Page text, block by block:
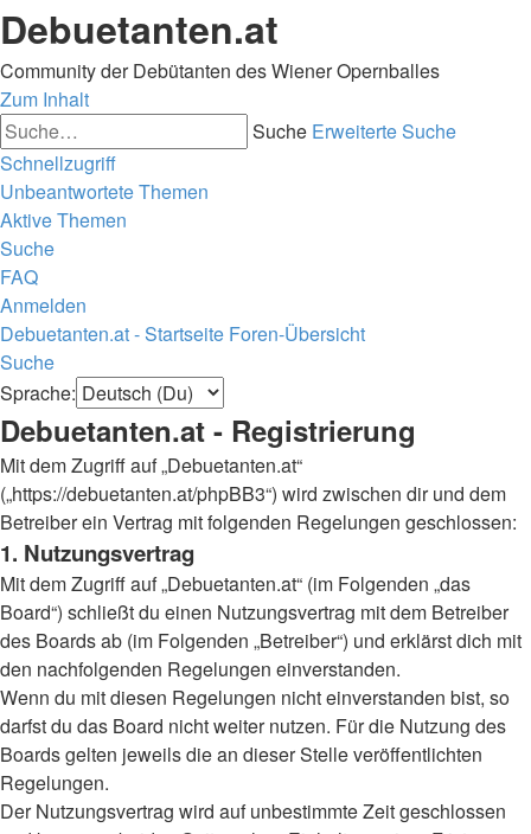
Debuetanten.at
Community der Debütanten des Wiener Opernballes
Zum Inhalt
Suche Erweiterte Suche
Schnellzugriff
Unbeantwortete Themen
Aktive Themen
Suche
FAQ
Anmelden
Debuetanten.at - Startseite Foren-Übersicht
Suche
Sprache:
Debuetanten.at - Registrierung
Mit dem Zugriff auf „Debuetanten.at“
(„https://debuetanten.at/phpBB3“) wird zwischen dir und dem
Betreiber ein Vertrag mit folgenden Regelungen geschlossen:
1. Nutzungsvertrag
Mit dem Zugriff auf „Debuetanten.at“ (im Folgenden „das
Board“) schließt du einen Nutzungsvertrag mit dem Betreiber
des Boards ab (im Folgenden „Betreiber“) und erklärst dich mit
den nachfolgenden Regelungen einverstanden.
Wenn du mit diesen Regelungen nicht einverstanden bist, so
darfst du das Board nicht weiter nutzen. Für die Nutzung des
Boards gelten jeweils die an dieser Stelle veröffentlichten
Regelungen.
Der Nutzungsvertrag wird auf unbestimmte Zeit geschlossen